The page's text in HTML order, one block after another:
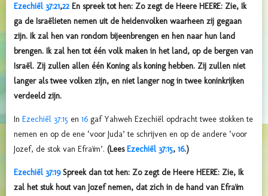
Ezechiël 37:21,22 En spreek tot hen: Zo zegt de Heere HEERE: Zie, Ik
ga de Israëlieten nemen uit de heidenvolken waarheen zij gegaan
zijn. Ik zal hen van rondom bijeenbrengen en hen naar hun land
brengen. Ik zal hen tot één volk maken in het land, op de bergen van
Israël. Zij zullen allen één Koning als koning hebben. Zij zullen niet
langer als twee volken zijn, en niet langer nog in twee koninkrijken
verdeeld zijn.
In Ezechiël 37:15 en 16 gaf Yahweh Ezechiël opdracht twee stokken te
nemen en op de ene ‘voor Juda’ te schrijven en op de andere ‘voor
Jozef, de stok van Efraïm’. (Lees Ezechiël 37:15, 16.)
Ezechiël 37:19Spreek dan tot hen: Zo zegt de Heere HEERE: Zie, Ik
zal het stuk hout van Jozef nemen, dat zich in de hand van Efraïm